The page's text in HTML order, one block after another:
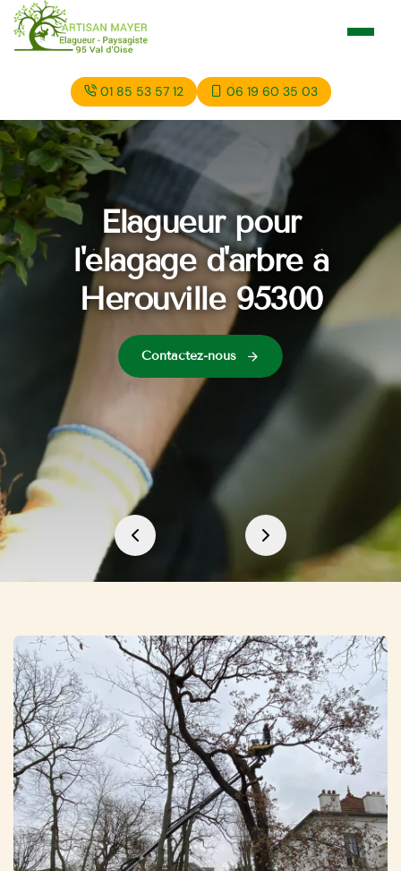
01 85 53 57 12 06 19 60 35 03
Elagueur pour
l'élagage d'arbre à
Herouville 95300
Contactez-nous